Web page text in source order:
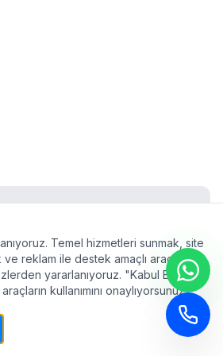
Hemen Başla
SEO Ajansı. Tüm hakları saklıdır.
Temel hizmetleri sunmak, site
ve reklam ile destek amaçlı araçları
yararlanıyoruz. "Kabul Et"
kullanımını onaylıyorsunuz.